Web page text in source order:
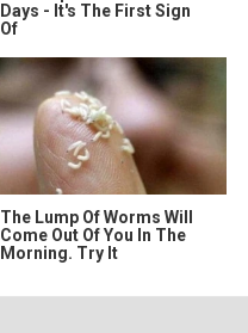
Days - It's The First Sign
Of
The Lump Of Worms Will
Come Out Of You In The
Morning. Try It